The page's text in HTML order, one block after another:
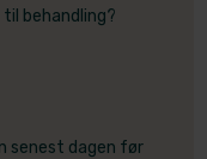
til behandling?
senest dagen før